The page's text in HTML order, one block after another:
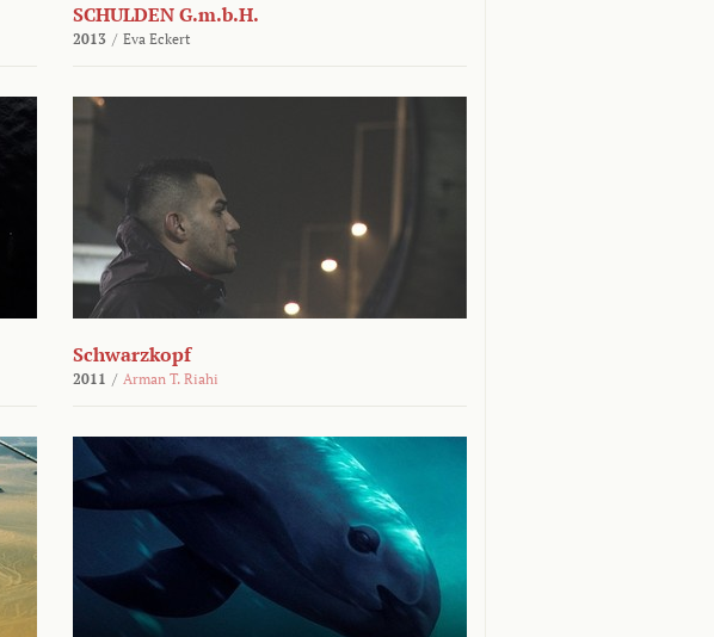
SCHULDEN G.m.b.H.
2013 / Eva Eckert
Schwarzkopf
2011 / Arman T. Riahi